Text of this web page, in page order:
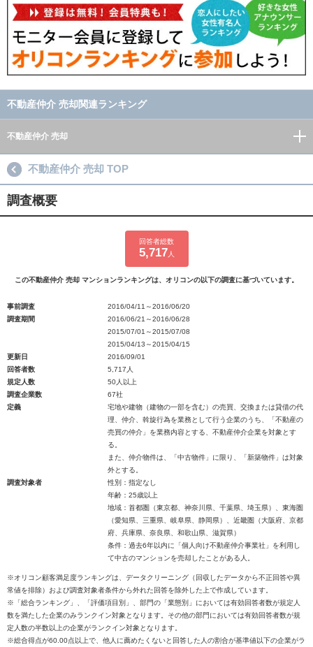
不動産仲介 売却関連ランキング
不動産仲介 売却
不動産仲介 売却 TOP
調査概要
回答者総数
5,717 人
この不動産仲介 売却 マンションランキングは、オリコンの以下の調査に基づいています。
事前調査
2016/04/11～2016/06/20
調査期間
2016/06/21～2016/06/28
2015/07/01～2015/07/08
2015/04/13～2015/04/15
更新日
2016/09/01
回答者数
5,717人
規定人数
50人以上
調査企業数
67社
定義
宅地や建物（建物の一部を含む）の売買、交換または貸借の代
理、仲介、斡旋行為を業務として行う企業のうち、「不動産の
売買の仲介」を業務内容とする、不動産仲介企業を対象とす
る。
また、仲介物件は、「中古物件」に限り、「新築物件」は対象
外とする。
調査対象者
性別：指定なし
年齢：25歳以上
地域：首都圏（東京都、神奈川県、千葉県、埼玉県）、東海圏
（愛知県、三重県、岐阜県、静岡県）、近畿圏（大阪府、京都
府、兵庫県、奈良県、和歌山県、滋賀県）
条件：過去6年以内に「個人向け不動産仲介事業社」を利用し
て中古のマンションを売却したことがある人。
※オリコン顧客満足度ランキングは、データクリーニング（回収したデータから不正回答や異
常値を排除）および調査対象者条件から外れた回答を除外した上で作成しています。
※「総合ランキング」、「評価項目別」、部門の「業態別」においては有効回答者数が規定人
数を満たした企業のみランクイン対象となります。その他の部門においては有効回答者数が規
定人数の半数以上の企業がランクイン対象となります。
※総合得点が60.00点以上で、他人に薦めたくないと回答した人の割合が基準値以下の企業がラ